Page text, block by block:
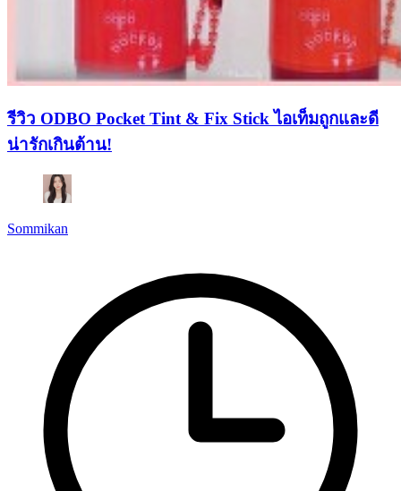
รีวิว ODBO Pocket Tint & Fix Stick ไอเท็มถูกและดี
น่ารักเกินต้าน!
Sommikan